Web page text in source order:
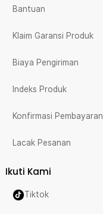
Bantuan
Klaim Garansi Produk
Biaya Pengiriman
Indeks Produk
Konfirmasi Pembayaran
Lacak Pesanan
Ikuti Kami
Tiktok